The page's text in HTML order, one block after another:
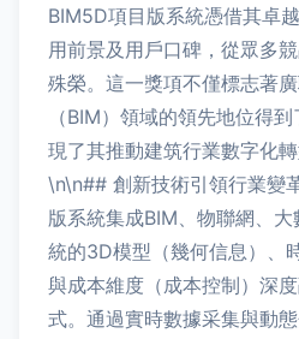
BIM5D項目版系統憑借其卓
用前景及用戶口碑，從眾多
殊榮。這一獎項不僅標志著
（BIM）領域的領先地位得
現了其推動建筑行業數字化轉
\n\n## 創新技術引領行業變
版系統集成BIM、物聯網、
統的3D模型（幾何信息）、
與成本維度（成本控制）深
式。通過實時數據采集與動